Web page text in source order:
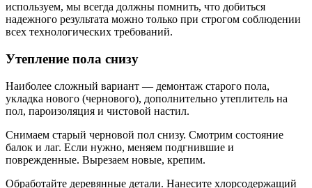
используем, мы всегда должны помнить, что добиться
надежного результата можно только при строгом соблюдении
всех технологических требований.
Утепление пола снизу
Наиболее сложный вариант — демонтаж старого пола,
укладка нового (чернового), дополнительно утеплитель на
пол, пароизоляция и чистовой настил.
Снимаем старый черновой пол снизу. Смотрим состояние
балок и лаг. Если нужно, меняем подгнившие и
поврежденные. Вырезаем новые, крепим.
Обработайте деревянные детали. Нанесите хлорсодержащий